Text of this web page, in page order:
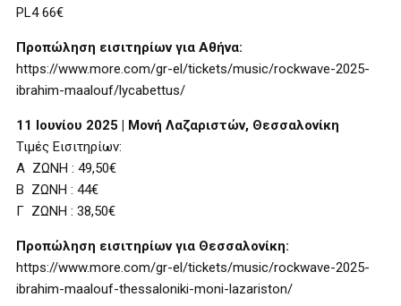
PL4 66€
Προπώληση εισιτηρίων για Αθήνα:
https://www.more.com/gr-el/tickets/music/rockwave-2025-
ibrahim-maalouf/lycabettus/
11 Ιουνίου 2025 | Μονή Λαζαριστών, Θεσσαλονίκη
Τιμές Εισιτηρίων:
Α ΖΩΝΗ : 49,50€
Β ΖΩΝΗ : 44€
Γ ΖΩΝΗ : 38,50€
Προπώληση εισιτηρίων για Θεσσαλονίκη:
https://www.more.com/gr-el/tickets/music/rockwave-2025-
ibrahim-maalouf-thessaloniki-moni-lazariston/